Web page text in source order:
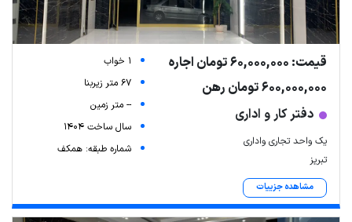
قیمت: 60,000,000 تومان اجاره
600,000,000 تومان رهن
دفتر کار و اداری
یک واحد تجاری واداری
تبریز
مشاهده جزییات
1 خواب
67 متر زیربنا
-- متر زمین
سال ساخت 1404
شماره طبقه: همکف